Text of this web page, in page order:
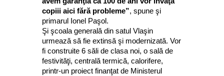
copiii aici fără probleme”, spune şi
primarul Ionel Paşol.
Şi şcoala generală din satul Vlaşin
urmează să fie extinsă şi modernizată. Vor
fi construite 6 săli de clasa noi, o sală de
festivităţi, centrală termică, calorifere,
printr-un proiect finanţat de Ministerul